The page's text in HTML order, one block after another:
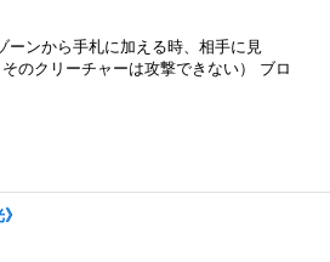
ーンから手札に加える時、相手に見
のクリーチャーは攻撃できない） ブロ